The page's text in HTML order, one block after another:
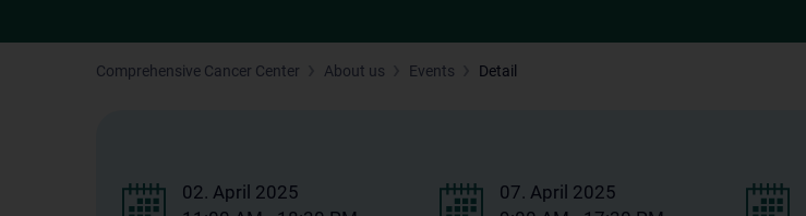
Comprehensive Cancer Center About us Events Detail
02. April 2025
07. April 2025